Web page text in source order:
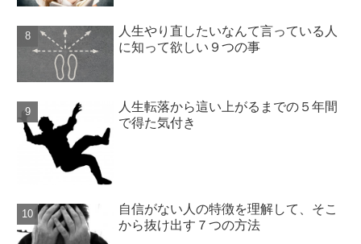
人生やり直したいなんて言っている人
に知って欲しい９つの事
人生転落から這い上がるまでの５年間
で得た気付き
自信がない人の特徴を理解して、そこ
から抜け出す７つの方法